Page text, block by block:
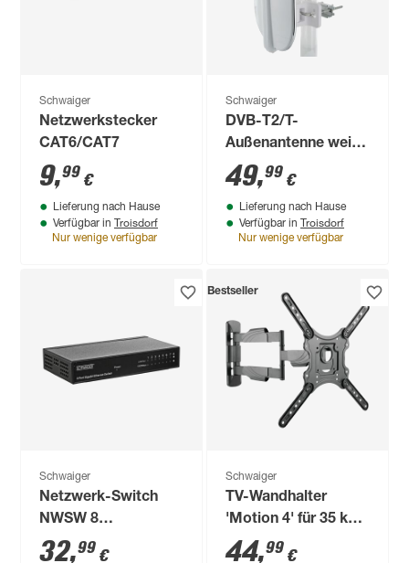
Schwaiger
Netzwerkstecker
CAT6/CAT7
9,99 €
Lieferung nach Hause
Verfügbar in Troisdorf
Nur wenige verfügbar
Schwaiger
DVB-T2/T-
Außenantenne weiß
24,5 x 15,5 x 9 cm,
mit Mastaufhängung
49,99 €
Lieferung nach Hause
Verfügbar in Troisdorf
Nur wenige verfügbar
Schwaiger
Netzwerk-Switch
NWSW 8
Professional 8-fach
32,99 €
Bestseller
Schwaiger
TV-Wandhalter
'Motion 4' für 35 kg
Gewicht neigbar
44,99 €